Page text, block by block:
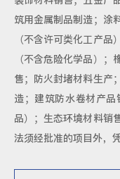
筑用金属制品制造；涂
（不含许可类化工产
（不含危险化学品）
售；防火封堵材料生产
造；建筑防水卷材产
品）；生态环境材料销
法须经批准的项目外，